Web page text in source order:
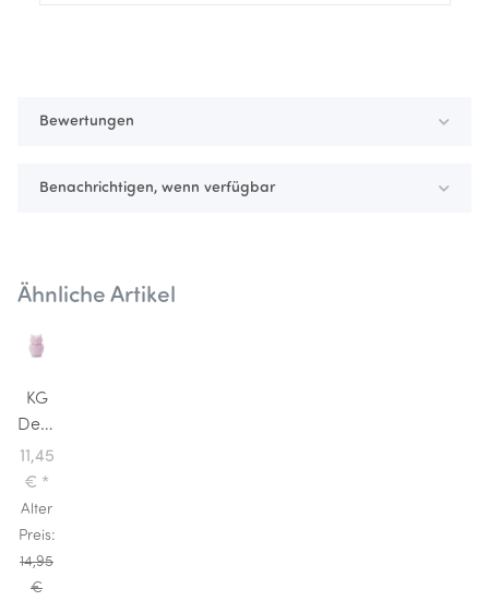
Bewertungen
Benachrichtigen, wenn verfügbar
Ähnliche Artikel
KG
Design
Eulen
Spardose
Rosa
11,45
€ *
Alter
Preis:
14,95
€